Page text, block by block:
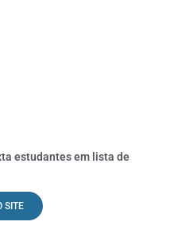
estudantes em lista de
SITE